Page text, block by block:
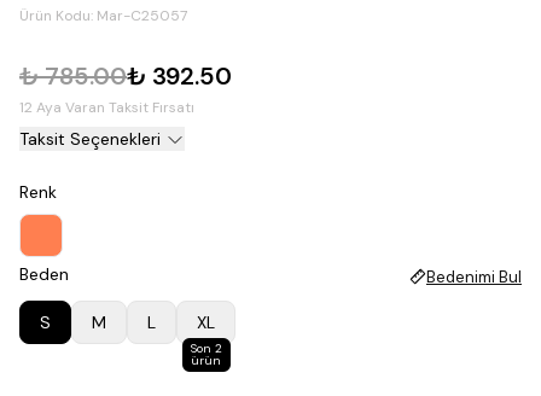
Ürün Kodu: Mar-C25057
₺ 785.00₺ 392.50
12 Aya Varan Taksit Fırsatı
Taksit Seçenekleri
Renk
Beden Bedenimi Bul
S M L XL
Son 2
ürün